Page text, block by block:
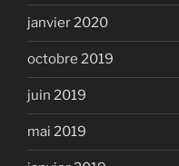
janvier 2020
octobre 2019
juin 2019
mai 2019